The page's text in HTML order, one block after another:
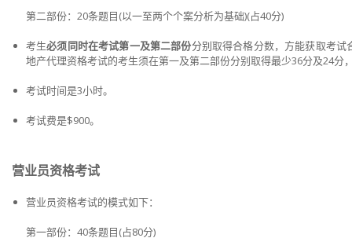
第二部份：20条题目(以一至两个个案分析为基础)(占40分)
考生必须同时在考试第一及第二部份分别取得合格分数，方能获取考试
地产代理资格考试的考生须在第一及第二部份分别取得最少36分及24分
考试时间是3小时。
考试费是$900。
营业员资格考试
营业员资格考试的模式如下：
第一部份：40条题目(占80分)